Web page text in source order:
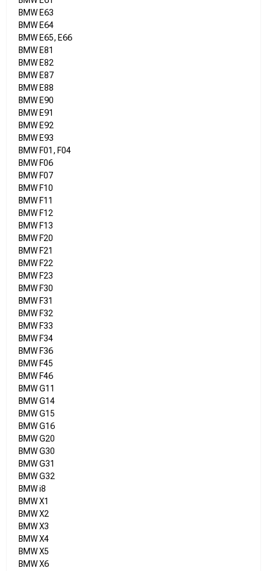
BMW E63
BMW E64
BMW E65, E66
BMW E81
BMW E82
BMW E87
BMW E88
BMW E90
BMW E91
BMW E92
BMW E93
BMW F01, F04
BMW F06
BMW F07
BMW F10
BMW F11
BMW F12
BMW F13
BMW F20
BMW F21
BMW F22
BMW F23
BMW F30
BMW F31
BMW F32
BMW F33
BMW F34
BMW F36
BMW F45
BMW F46
BMW G11
BMW G14
BMW G15
BMW G16
BMW G20
BMW G30
BMW G31
BMW G32
BMW i8
BMW X1
BMW X2
BMW X3
BMW X4
BMW X5
BMW X6